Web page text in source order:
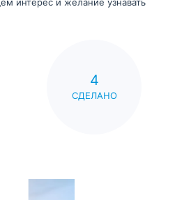
интерес и желание узнавать
4
СДЕЛАНО